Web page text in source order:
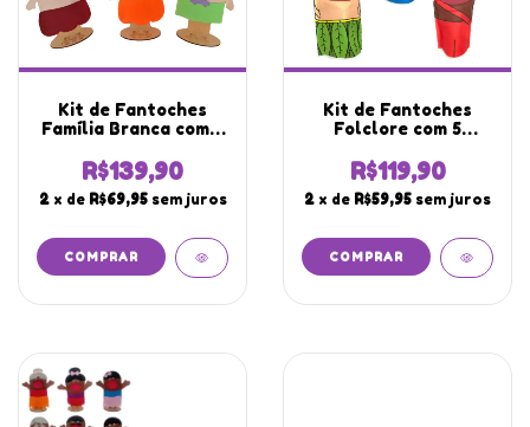
Kit de Fantoches
Família Branca com 6
Articulada
R$139,90
2 x de R$69,95 sem juros
Kit de Fantoches
Folclore com 5
Articulada
Sublimado
R$119,90
2 x de R$59,95 sem juros